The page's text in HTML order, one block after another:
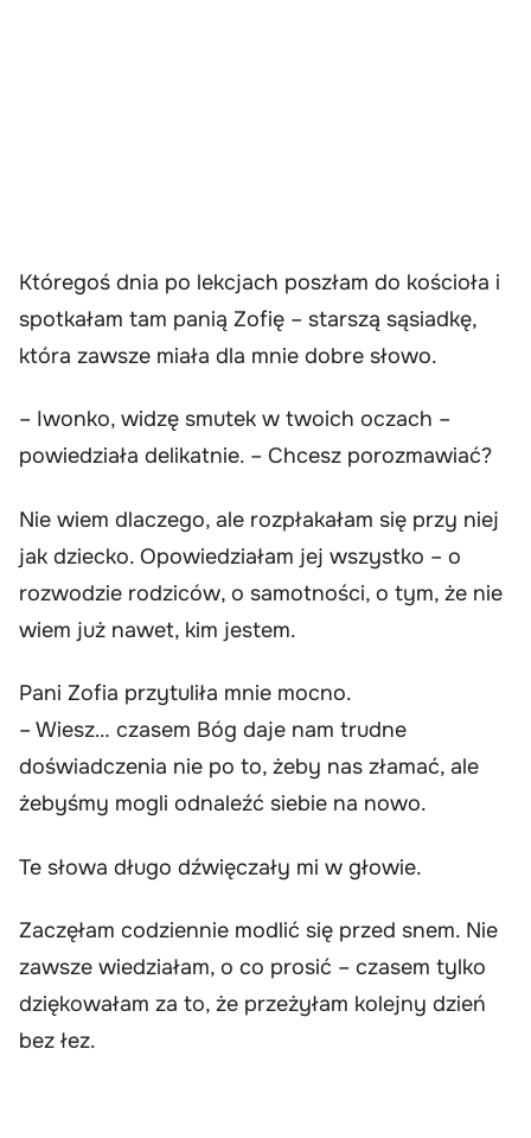
Któregoś dnia po lekcjach poszłam do kościoła i
spotkałam tam panią Zofię – starszą sąsiadkę,
która zawsze miała dla mnie dobre słowo.
– Iwonko, widzę smutek w twoich oczach –
powiedziała delikatnie. – Chcesz porozmawiać?
Nie wiem dlaczego, ale rozpłakałam się przy niej
jak dziecko. Opowiedziałam jej wszystko – o
rozwodzie rodziców, o samotności, o tym, że nie
wiem już nawet, kim jestem.
Pani Zofia przytuliła mnie mocno.
– Wiesz… czasem Bóg daje nam trudne
doświadczenia nie po to, żeby nas złamać, ale
żebyśmy mogli odnaleźć siebie na nowo.
Te słowa długo dźwięczały mi w głowie.
Zaczęłam codziennie modlić się przed snem. Nie
zawsze wiedziałam, o co prosić – czasem tylko
dziękowałam za to, że przeżyłam kolejny dzień
bez łez.